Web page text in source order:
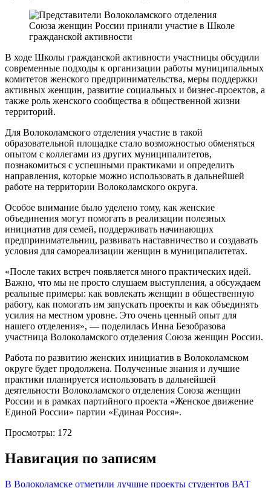
В ходе Школы гражданской активности участницы обсудили
современные подходы к организации работы муниципальных
комитетов женского предпринимательства, меры поддержки
активных женщин, развитие социальных и бизнес-проектов, а
также роль женского сообщества в общественной жизни
территорий.
Для Волоколамского отделения участие в такой
образовательной площадке стало возможностью обменяться
опытом с коллегами из других муниципалитетов,
познакомиться с успешными практиками и определить
направления, которые можно использовать в дальнейшей
работе на территории Волоколамского округа.
Особое внимание было уделено тому, как женские
объединения могут помогать в реализации полезных
инициатив для семей, поддерживать начинающих
предпринимательниц, развивать наставничество и создавать
условия для самореализации женщин в муниципалитетах.
«После таких встреч появляется много практических идей.
Важно, что мы не просто слушаем выступления, а обсуждаем
реальные примеры: как вовлекать женщин в общественную
работу, как помогать им запускать проекты и как объединять
усилия на местном уровне. Это очень ценный опыт для
нашего отделения», — поделилась Инна Безобразова
участница Волоколамского отделения Союза женщин России.
Работа по развитию женских инициатив в Волоколамском
округе будет продолжена. Полученные знания и лучшие
практики планируется использовать в дальнейшей
деятельности Волоколамского отделения Союза женщин
России и в рамках партийного проекта «Женское движение
Единой России» партии «Единая Россия».
Просмотры: 172
Навигация по записям
В Волоколамске отметили лучшие проекты студентов ВАТ